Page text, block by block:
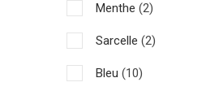
Menthe (2)
Sarcelle (2)
Bleu (10)